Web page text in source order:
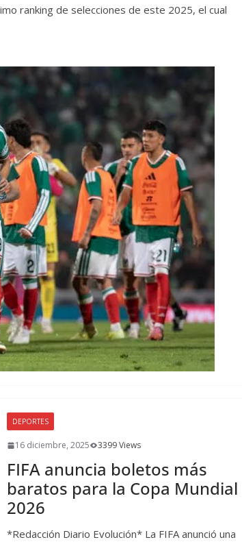
ranking de selecciones de este 2025, el cual
DEPORTES
16 diciembre, 2025 3399 Views
FIFA anuncia boletos más
baratos para la Copa Mundial
2026
*Redacción Diario Evolución* La FIFA anunció una